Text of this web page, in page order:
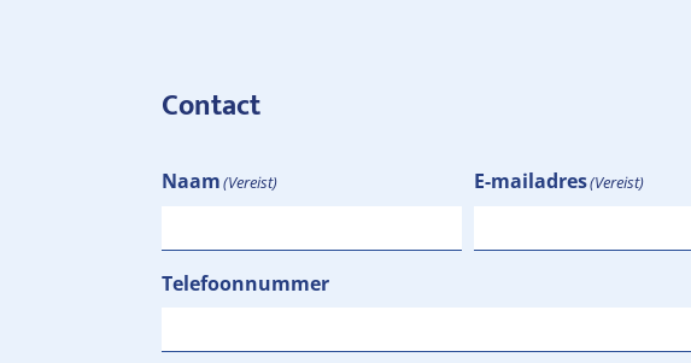
Contact
Naam(Vereist) E-mailadres(Vereist)
Telefoonnummer